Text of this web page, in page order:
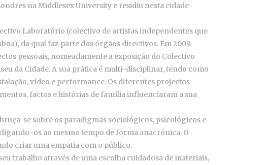
na Middlesex University e residiu nesta cidade
Laboratório (colectivo de artistas independentes que
da qual faz parte dos órgãos directivos. Em 2009
pessoais, nomeadamente a exposição do Colectivo
da Cidade. A sua prática é multi-disciplinar, tendo como
vídeo e performance. Os diferentes projectos
factos e histórias de família influenciaram a sua
se sobre os paradigmas sociológicos, psicológicos e
os ao mesmo tempo de forma anacrónica. O
criar uma empatia com o público.
trabalho através de uma escolha cuidadosa de materiais,